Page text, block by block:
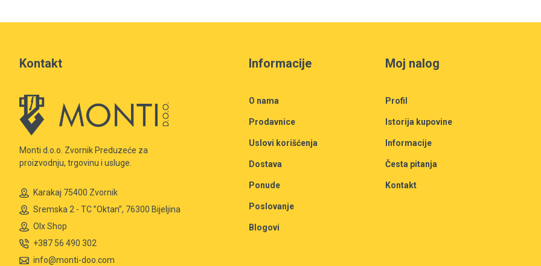
Kontakt
Monti d.o.o. Zvornik Preduzeće za
proizvodnju, trgovinu i usluge.
Karakaj 75400 Zvornik
Sremska 2 - TC ”Oktan”, 76300 Bijeljina
Olx Shop
+387 56 490 302
info@monti-doo.com
Informacije
O nama
Prodavnice
Uslovi korišćenja
Dostava
Ponude
Poslovanje
Blogovi
Moj nalog
Profil
Istorija kupovine
Informacije
Česta pitanja
Kontakt